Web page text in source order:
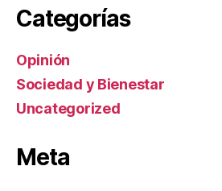
Categorías
Opinión
Sociedad y Bienestar
Uncategorized
Meta